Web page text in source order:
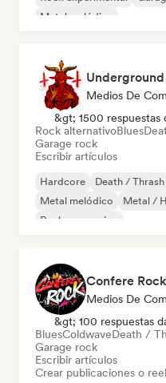
Metal melódico
Medios De
&gt; 1500 respuestas
Rock alternativoBlues
Garage rock
Escribir artículos
Hardcore Death / Thrash
Metal melódico
Metal /
Rock progresivo
Confere Rock
Medios De
&gt; 100 respuestas
BluesColdwaveDeath /
Garage rock
Escribir artículos
Crear publicaciones o